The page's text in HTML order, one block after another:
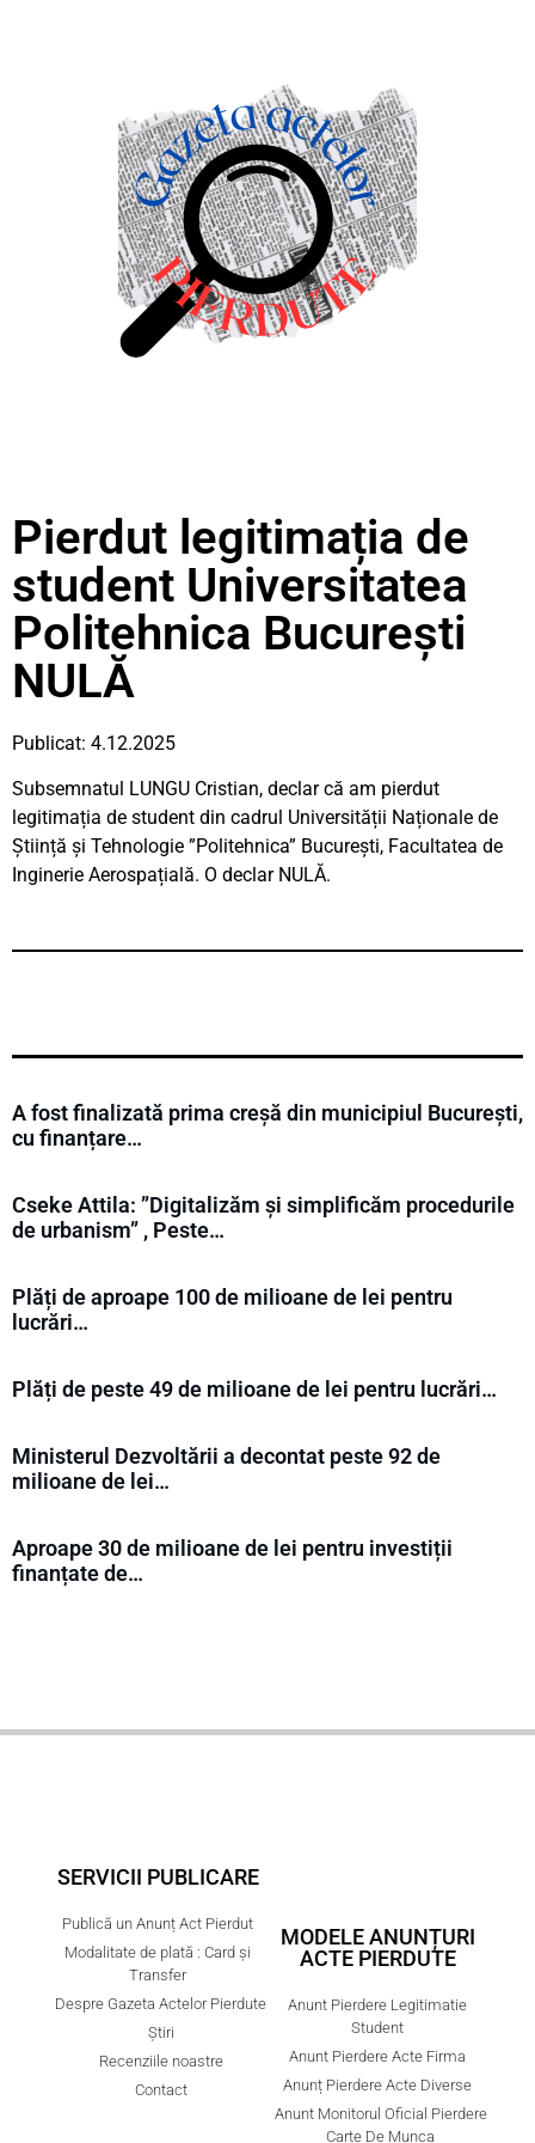
Pierdut legitimația de
student Universitatea
Politehnica București
NULĂ
Publicat: 4.12.2025
Subsemnatul LUNGU Cristian, declar că am pierdut
legitimația de student din cadrul Universității Naționale de
Știință și Tehnologie ”Politehnica” București, Facultatea de
Inginerie Aerospațială. O declar NULĂ.
A fost finalizată prima creșă din municipiul București,
cu finanțare…
Cseke Attila: ”Digitalizăm și simplificăm procedurile
de urbanism” , Peste…
Plăți de aproape 100 de milioane de lei pentru
lucrări…
Plăți de peste 49 de milioane de lei pentru lucrări…
Ministerul Dezvoltării a decontat peste 92 de
milioane de lei…
Aproape 30 de milioane de lei pentru investiții
finanțate de…
SERVICII PUBLICARE
Publică un Anunț Act Pierdut
Modalitate de plată : Card și
Transfer
Despre Gazeta Actelor Pierdute
Știri
Recenziile noastre
Contact
MODELE ANUNȚURI
ACTE PIERDUTE
Anunt Pierdere Legitimatie
Student
Anunt Pierdere Acte Firma
Anunț Pierdere Acte Diverse
Anunt Monitorul Oficial Pierdere
Carte De Munca